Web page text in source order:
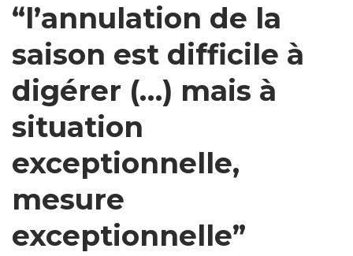
“l’annulation de la
saison est difficile à
digérer (…) mais à
situation
exceptionnelle,
mesure
exceptionnelle”